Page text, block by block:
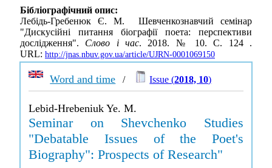
Бібліографічний опис:
Лебідь-Гребенюк Є. М. Шевченкознавчий семінар
"Дискусійні питання біографії поета: перспективи
дослідження". Слово і час. 2018. № 10. С. 124 .
URL: http://jnas.nbuv.gov.ua/article/UJRN-0001069150
Word and time / Issue (2018, 10)
Lebid-Hrebeniuk Ye. M.
Seminar on Shevchenko Studies
"Debatable Issues of the Poet's
Biography": Prospects of Research"